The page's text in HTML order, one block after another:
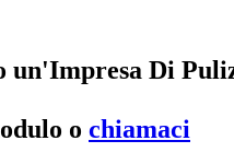
un'Impresa Di
o chiamaci